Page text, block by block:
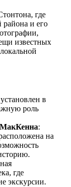
где
района и его
известных
в
роль
:
на
где
экскурсии.